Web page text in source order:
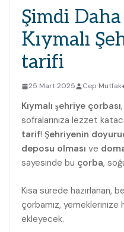
Şimdi
Kıymalı
tarifi
25 Mart 2025 Cep Mutfak
Kıymalı şehriye çorbası
sofralarınıza lezzet
tarif! Şehriyenin
deposu olması ve
sayesinde bu çorba,
Kısa sürede hazırlanan,
çorbamız,
ekleyecek.